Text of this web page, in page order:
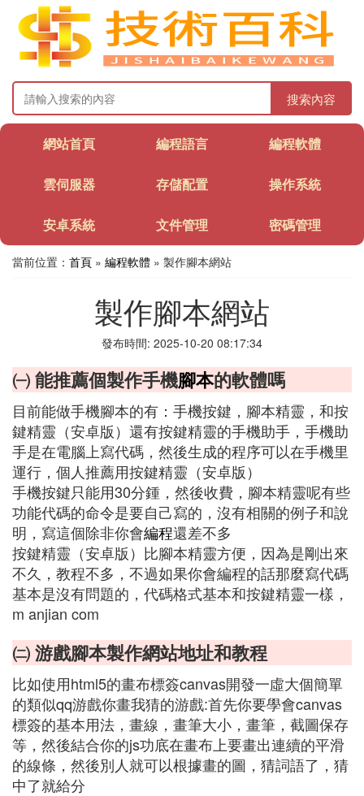
搜索內容
網站首頁 編程語言 編程軟體
雲伺服器 存儲配置 操作系統
安卓系統 文件管理 密碼管理
當前位置： 首頁 » 編程軟體 » 製作腳本網站
製作腳本網站
發布時間: 2025-10-20 08:17:34
㈠ 能推薦個製作手機腳本的軟體嗎
目前能做手機腳本的有：手機按鍵，腳本精靈，和按
鍵精靈（安卓版）還有按鍵精靈的手機助手，手機助
手是在電腦上寫代碼，然後生成的程序可以在手機里
運行，個人推薦用按鍵精靈（安卓版）
手機按鍵只能用30分鍾，然後收費，腳本精靈呢有些
功能代碼的命令是要自己寫的，沒有相關的例子和說
明，寫這個除非你會編程還差不多
按鍵精靈（安卓版）比腳本精靈方便，因為是剛出來
不久，教程不多，不過如果你會編程的話那麼寫代碼
基本是沒有問題的，代碼格式基本和按鍵精靈一樣，
m anjian com
㈡ 游戲腳本製作網站地址和教程
比如使用html5的畫布標簽canvas開發一虛大個簡單
的類似qq游戲你畫我猜的游戲:首先你要學會canvas
標簽的基本用法，畫線，畫筆大小，畫筆，截圖保存
等，然後結合你的js功底在畫布上要畫出連續的平滑
的線條，然後別人就可以根據畫的圖，猜詞語了，猜
中了就給分